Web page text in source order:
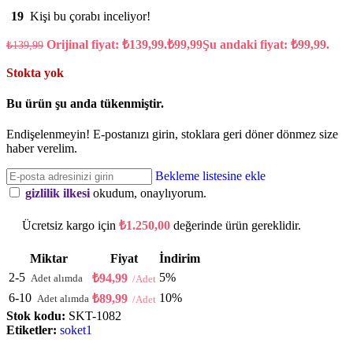
19 Kişi bu çorabı inceliyor!
₺139,99 Orijinal fiyat: ₺139,99.₺99,99Şu andaki fiyat: ₺99,99.
Stokta yok
Bu ürün şu anda tükenmiştir.
Endişelenmeyin! E-postanızı girin, stoklara geri döner dönmez size
haber verelim.
Bekleme listesine ekle
gizlilik ilkesi okudum, onaylıyorum.
Ücretsiz kargo için ₺1.250,00 değerinde ürün gereklidir.
Miktar Fiyat
İndirim
2-5
₺94,99
5%
6-10
₺89,99
10%
Stok kodu: SKT-1082
Etiketler: soket1